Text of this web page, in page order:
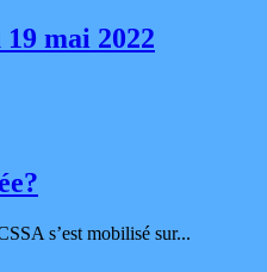
mai 2022
s’est mobilisé sur...